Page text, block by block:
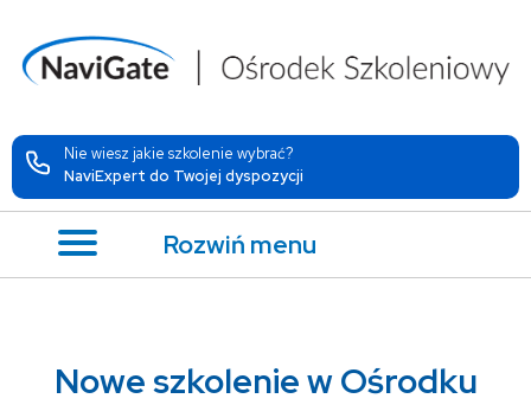
Nie wiesz jakie szkolenie wybrać?
NaviExpert do Twojej dyspozycji
Rozwiń menu
Nowe szkolenie w Ośrodku